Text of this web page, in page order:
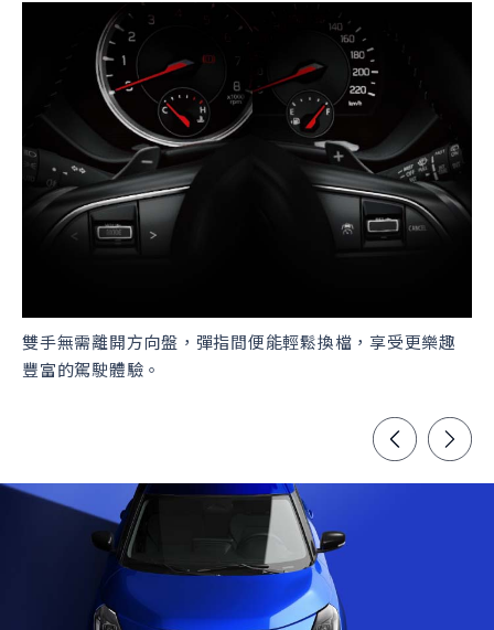
雙手無需離開方向盤，彈指間便能輕鬆換檔，享受更樂趣
豐富的駕駛體驗。